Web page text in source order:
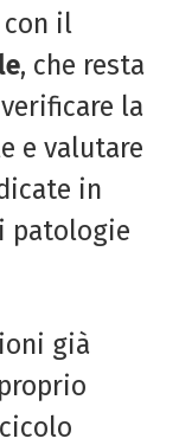
il
, che resta
la
e valutare
in
patologie
già